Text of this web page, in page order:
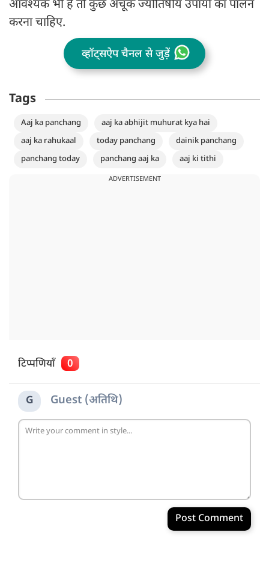
आवश्यक भी है तो कुछ अचूक ज्योतिषीय उपायों का पालन
करना चाहिए.
व्हॉट्सऐप चैनल से जुड़ें
Tags
Aaj ka panchang
aaj ka abhijit muhurat kya hai
aaj ka rahukaal
today panchang
dainik panchang
panchang today
panchang aaj ka aaj ki tithi
ADVERTISEMENT
टिप्पणियाँ 0
G Guest (अतिथि)
Post Comment